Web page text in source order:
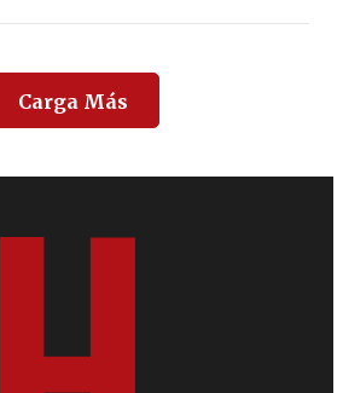
Carga Más